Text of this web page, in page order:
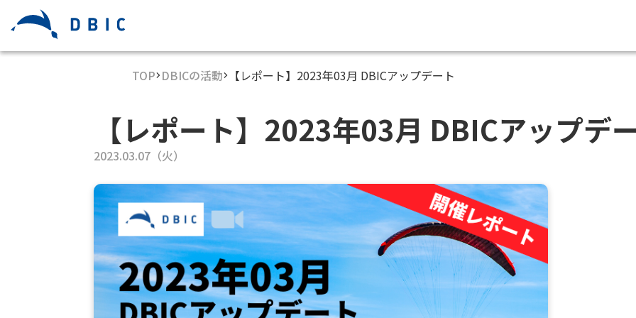
TOP DBICの活動 【レポート】2023年03月 DBICアップデート
【レポート】2023年03月 DBICアップデ
2023.03.07（火）